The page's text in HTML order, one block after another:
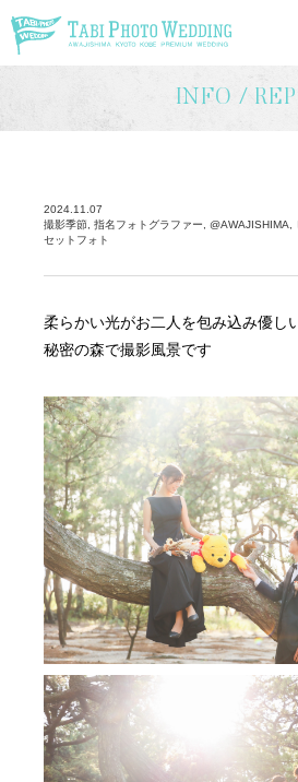
INFO /
2024.11.07
撮影季節, 指名フォトグラファー, @AWAJISHIMA,
セットフォト
柔らかい光がお二人を包み込み優し
秘密の森で撮影風景です